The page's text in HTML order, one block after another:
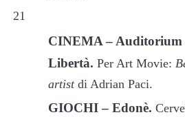
21
CINEMA – Auditorium
Libertà. Per Art Movie:
artist di Adrian Paci.
GIOCHI – Edonè.